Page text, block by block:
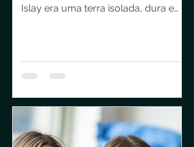
Islay era uma terra isolada, dura e